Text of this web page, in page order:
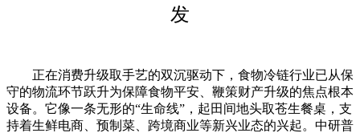
发
正在消费升级取手艺的双沉驱动下，食物冷链行业已从保
守的物流环节跃升为保障食物平安、鞭策财产升级的焦点根本
设备。它像一条无形的“生命线”，起田间地头取苍生餐桌，支
持着生鲜电商、预制菜、跨境商业等新兴业态的兴起。中研普